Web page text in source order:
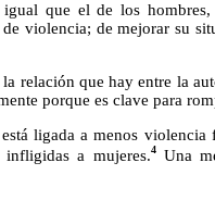
que el de los hombres,
violencia; de mejorar su
relación que hay entre la
porque es clave para
ligada a menos
infligidas a mujeres.4Una